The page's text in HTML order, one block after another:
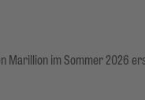
Marillion im Sommer 2026